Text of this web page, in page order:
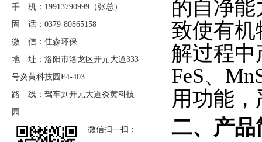
手 机：19913790999（张总）
固 话：0379-80865158
微 信：佳森环保
地 址：洛阳市洛龙区开元大道333
号炎黄科技园F4-403
路 线：驾车到开元大道炎黄科技
园
微信扫一扫：
的自净
致使有机
解过程中
FeS、
用功能
二、 产品